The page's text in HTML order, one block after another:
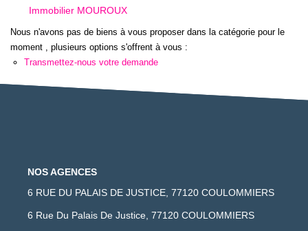
Immobilier MOUROUX
Nous n'avons pas de biens à vous proposer dans la catégorie pour le
moment , plusieurs options s'offrent à vous :
Transmettez-nous votre demande
NOS AGENCES
6 RUE DU PALAIS DE JUSTICE, 77120 COULOMMIERS
6 Rue Du Palais De Justice, 77120 COULOMMIERS